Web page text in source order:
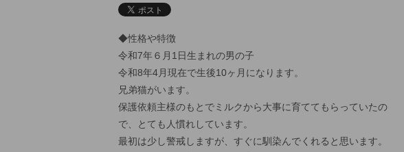
◆性格や特徴
令和7年６月1日生まれの男の子
令和8年4月現在で生後10ヶ月になります。
兄弟猫がいます。
保護依頼主様のもとでミルクから大事に育ててもらっていたの
で、とても人慣れしています。
最初は少し警戒しますが、すぐに馴染んでくれると思います。